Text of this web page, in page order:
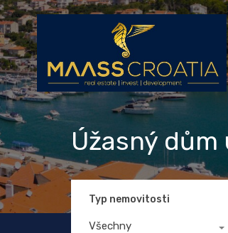
Úžasný dům
Typ nemovitosti
Všechny